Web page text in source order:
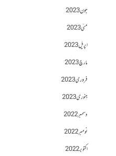
جون 2023
مئی 2023
اپریل 2023
مارچ 2023
فروری 2023
جنوری 2023
دسمبر 2022
نومبر 2022
اکتوبر 2022